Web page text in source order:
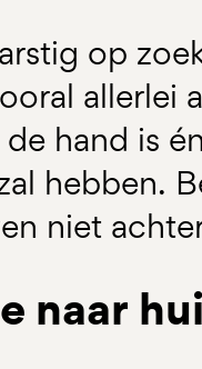
op
allerlei
hand is
hebben.
niet
naar